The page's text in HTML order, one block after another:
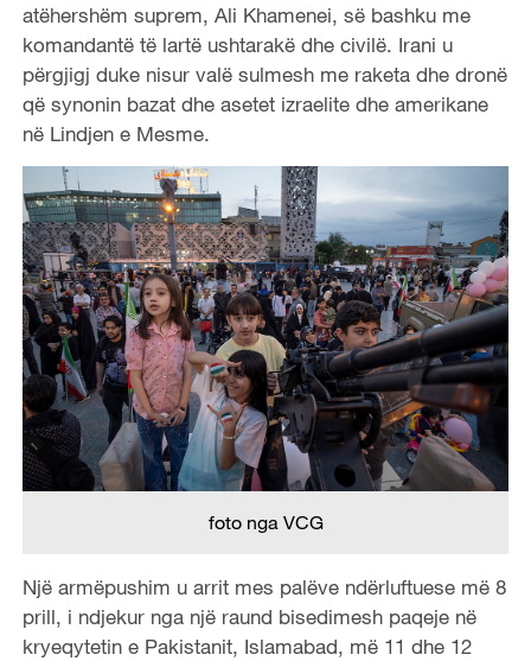
atëhershëm suprem, Ali Khamenei, së bashku me
komandantë të lartë ushtarakë dhe civilë. Irani u
përgjigj duke nisur valë sulmesh me raketa dhe dronë
që synonin bazat dhe asetet izraelite dhe amerikane
në Lindjen e Mesme.
foto nga VCG
Një armëpushim u arrit mes palëve ndërluftuese më 8
prill, i ndjekur nga një raund bisedimesh paqeje në
kryeqytetin e Pakistanit, Islamabad, më 11 dhe 12